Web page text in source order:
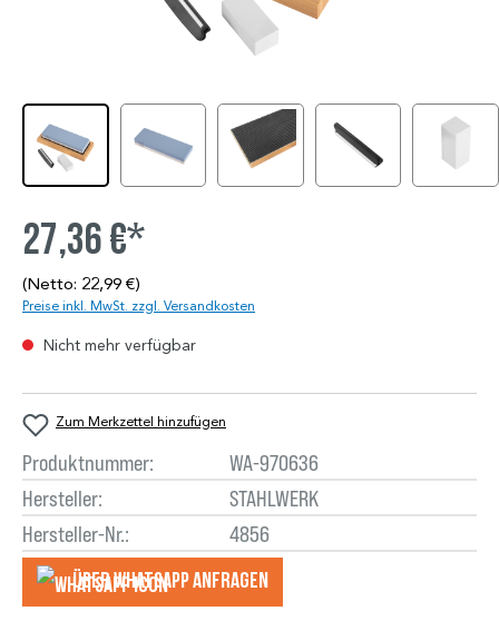
27,36 €*
(Netto: 22,99 €)
Preise inkl. MwSt. zzgl. Versandkosten
Nicht mehr verfügbar
Zum Merkzettel hinzufügen
Produktnummer:
WA-970636
Hersteller:
STAHLWERK
Hersteller-Nr.:
4856
Über WhatsApp anfragеn